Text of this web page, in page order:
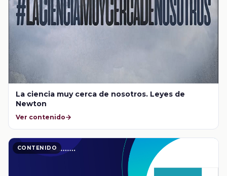
La ciencia muy cerca de nosotros. Leyes de
Newton
Ver contenido
CONTENIDO